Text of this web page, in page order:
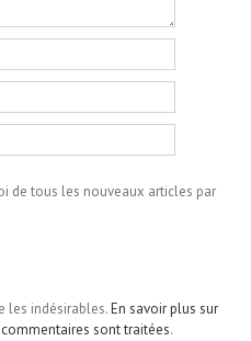
de tous les nouveaux articles par
les indésirables.En savoir plus sur
sont traitées.